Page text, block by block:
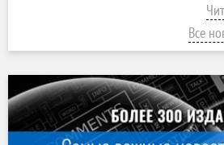
Все